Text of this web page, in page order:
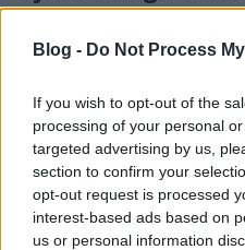
Blog - Do Not Process
If you wish to opt-out of the
processing of your personal
targeted advertising by us,
section to confirm your
opt-out request is processed
interest-based ads based on
us or personal information
sixx•2012. szeptember 17.
Szeptember 28-án jön a
epizódokkal.
Promóképek
Walking Dead,